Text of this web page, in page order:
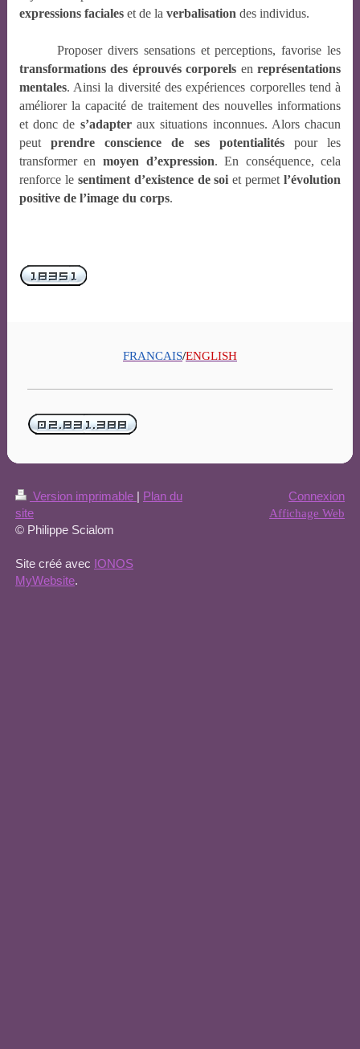
expressions faciales et de la verbalisation des individus.
Proposer divers sensations et perceptions, favorise les
transformations des éprouvés corporels en représentations
mentales. Ainsi la diversité des expériences corporelles tend à
améliorer la capacité de traitement des nouvelles informations
et donc de s’adapter aux situations inconnues. Alors chacun
peut
prendre conscience de ses potentialités
pour les
transformer en moyen d’expression. En conséquence, cela
renforce le sentiment d’existence de soi et permet l’évolution
positive de l’image du corps.
FRANCAIS/ENGLISH
Version imprimable | Plan du
site
© Philippe Scialom
Site créé avec IONOS
MyWebsite.
Connexion
Affichage Web